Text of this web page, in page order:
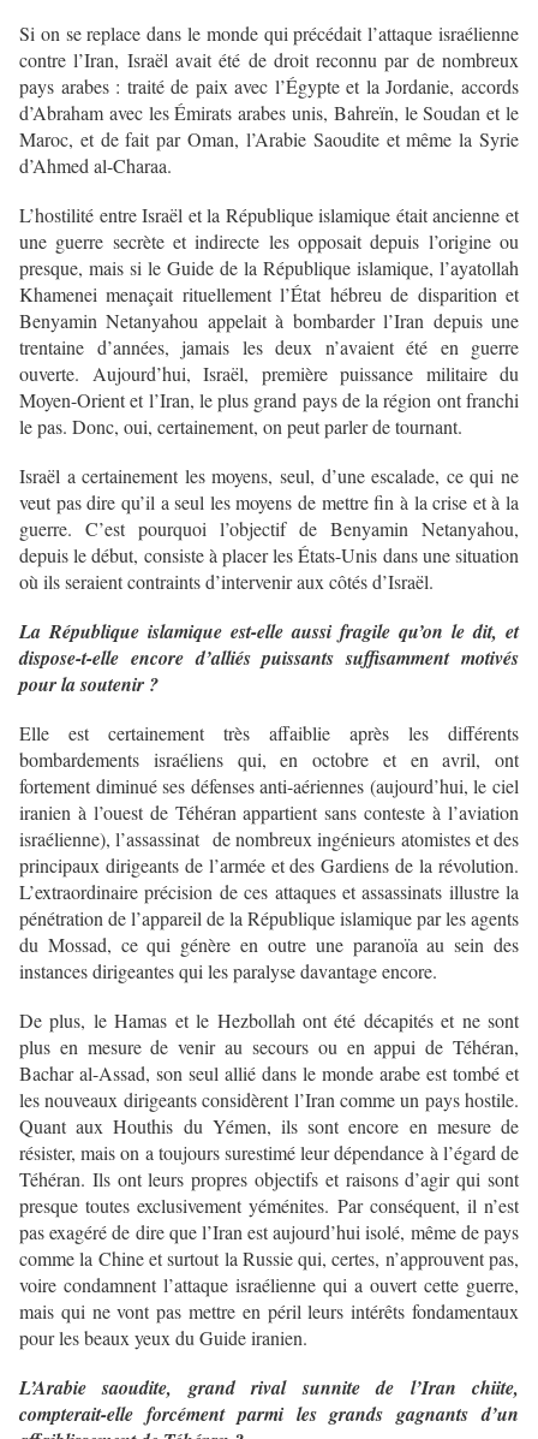
Si on se replace dans le monde qui précédait l’attaque israélienne
contre l’Iran, Israël avait été de droit reconnu par de nombreux
pays arabes : traité de paix avec l’Égypte et la Jordanie, accords
d’Abraham avec les Émirats arabes unis, Bahreïn, le Soudan et le
Maroc, et de fait par Oman, l’Arabie Saoudite et même la Syrie
d’Ahmed al-Charaa.
L’hostilité entre Israël et la République islamique était ancienne et
une guerre secrète et indirecte les opposait depuis l’origine ou
presque, mais si le Guide de la République islamique, l’ayatollah
Khamenei menaçait rituellement l’État hébreu de disparition et
Benyamin Netanyahou appelait à bombarder l’Iran depuis une
trentaine d’années, jamais les deux n’avaient été en guerre
ouverte. Aujourd’hui, Israël, première puissance militaire du
Moyen-Orient et l’Iran, le plus grand pays de la région ont franchi
le pas. Donc, oui, certainement, on peut parler de tournant.
Israël a certainement les moyens, seul, d’une escalade, ce qui ne
veut pas dire qu’il a seul les moyens de mettre fin à la crise et à la
guerre. C’est pourquoi l’objectif de Benyamin Netanyahou,
depuis le début, consiste à placer les États-Unis dans une situation
où ils seraient contraints d’intervenir aux côtés d’Israël.
La République islamique est-elle aussi fragile qu’on le dit, et
dispose-t-elle encore d’alliés puissants suffisamment motivés
pour la soutenir ?
Elle est certainement très affaiblie après les différents
bombardements israéliens qui, en octobre et en avril, ont
fortement diminué ses défenses anti-aériennes (aujourd’hui, le ciel
iranien à l’ouest de Téhéran appartient sans conteste à l’aviation
israélienne), l’assassinat de nombreux ingénieurs atomistes et des
principaux dirigeants de l’armée et des Gardiens de la révolution.
L’extraordinaire précision de ces attaques et assassinats illustre la
pénétration de l’appareil de la République islamique par les agents
du Mossad, ce qui génère en outre une paranoïa au sein des
instances dirigeantes qui les paralyse davantage encore.
De plus, le Hamas et le Hezbollah ont été décapités et ne sont
plus en mesure de venir au secours ou en appui de Téhéran,
Bachar al-Assad, son seul allié dans le monde arabe est tombé et
les nouveaux dirigeants considèrent l’Iran comme un pays hostile.
Quant aux Houthis du Yémen, ils sont encore en mesure de
résister, mais on a toujours surestimé leur dépendance à l’égard de
Téhéran. Ils ont leurs propres objectifs et raisons d’agir qui sont
presque toutes exclusivement yéménites. Par conséquent, il n’est
pas exagéré de dire que l’Iran est aujourd’hui isolé, même de pays
comme la Chine et surtout la Russie qui, certes, n’approuvent pas,
voire condamnent l’attaque israélienne qui a ouvert cette guerre,
mais qui ne vont pas mettre en péril leurs intérêts fondamentaux
pour les beaux yeux du Guide iranien.
L’Arabie saoudite, grand rival sunnite de l’Iran chiite,
compterait-elle forcément parmi les grands gagnants d’un